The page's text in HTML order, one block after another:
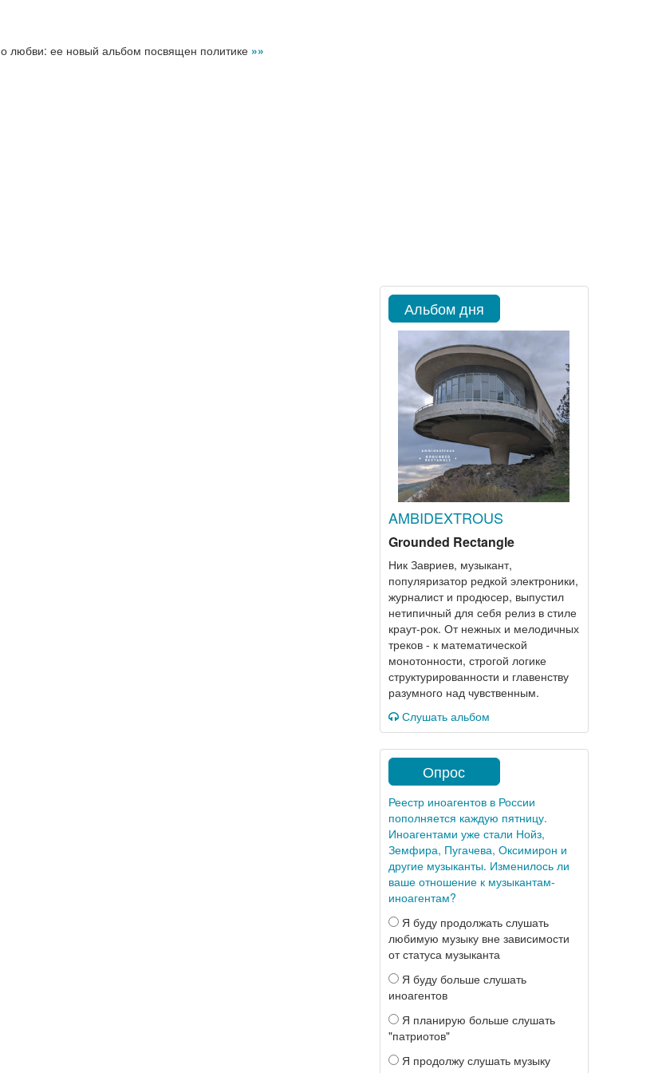
о любви: ее новый альбом посвящен политике »»
Альбом дня
AMBIDEXTROUS
Grounded Rectangle
Ник Завриев, музыкант,
популяризатор редкой электроники,
журналист и продюсер, выпустил
нетипичный для себя релиз в стиле
краут-рок. От нежных и мелодичных
треков - к математической
монотонности, строгой логике
структурированности и главенству
разумного над чувственным.
Слушать альбом
Опрос
Реестр иноагентов в России
пополняется каждую пятницу.
Иноагентами уже стали Нойз,
Земфира, Пугачева, Оксимирон и
другие музыканты. Изменилось ли
ваше отношение к музыкантам-
иноагентам?
Я буду продолжать слушать
любимую музыку вне зависимости
от статуса музыканта
Я буду больше слушать
иноагентов
Я планирую больше слушать
"патриотов"
Я продолжу слушать музыку